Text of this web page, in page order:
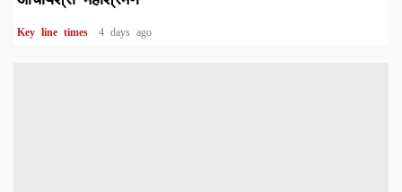
Key line times 4 days ago